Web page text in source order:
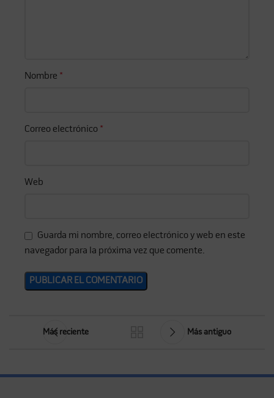
Nombre *
Correo electrónico *
Web
Guarda mi nombre, correo electrónico y web en este
navegador para la próxima vez que comente.
Más reciente Más antiguo